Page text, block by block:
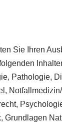
Sie Ihren
Pathologie,
Grundlagen